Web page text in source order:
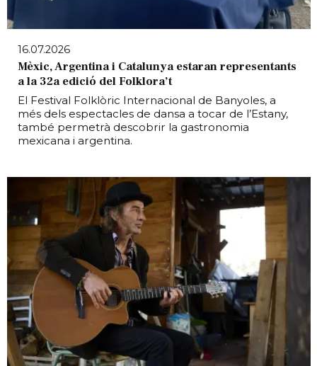
16.07.2026
Mèxic, Argentina i Catalunya estaran representants
a la 32a edició del Folklora’t
El Festival Folklòric Internacional de Banyoles, a
més dels espectacles de dansa a tocar de l’Estany,
també permetrà descobrir la gastronomia
mexicana i argentina.